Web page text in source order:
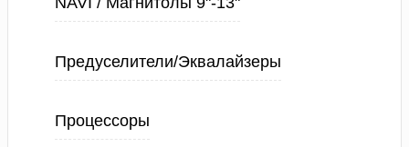
Предуселители/Эквалайзеры
Процессоры